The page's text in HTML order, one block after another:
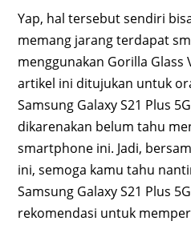
Yap, hal tersebut sendiri
memang jarang terdapat
menggunakan Gorilla Glass
artikel ini ditujukan untuk
Samsung Galaxy S21 Plus
dikarenakan belum tahu
smartphone ini. Jadi,
ini, semoga kamu tahu
Samsung Galaxy S21 Plus
rekomendasi untuk